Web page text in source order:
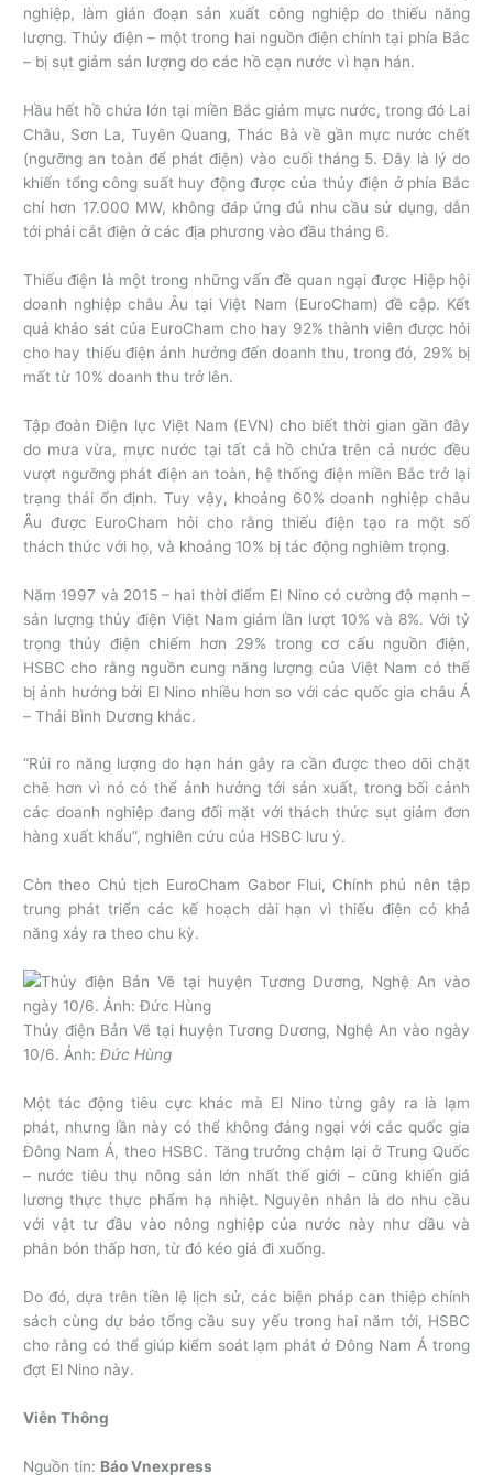
nghiệp, làm gián đoạn sản xuất công nghiệp do thiếu năng
lượng. Thủy điện – một trong hai nguồn điện chính tại phía Bắc
– bị sụt giảm sản lượng do các hồ cạn nước vì hạn hán.
Hầu hết hồ chứa lớn tại miền Bắc giảm mực nước, trong đó Lai
Châu, Sơn La, Tuyên Quang, Thác Bà về gần mực nước chết
(ngưỡng an toàn để phát điện) vào cuối tháng 5. Đây là lý do
khiến tổng công suất huy động được của thủy điện ở phía Bắc
chỉ hơn 17.000 MW, không đáp ứng đủ nhu cầu sử dụng, dẫn
tới phải cắt điện ở các địa phương vào đầu tháng 6.
Thiếu điện là một trong những vấn đề quan ngại được Hiệp hội
doanh nghiệp châu Âu tại Việt Nam (EuroCham) đề cập. Kết
quả khảo sát của EuroCham cho hay 92% thành viên được hỏi
cho hay thiếu điện ảnh hưởng đến doanh thu, trong đó, 29% bị
mất từ 10% doanh thu trở lên.
Tập đoàn Điện lực Việt Nam (EVN) cho biết thời gian gần đây
do mưa vừa, mực nước tại tất cả hồ chứa trên cả nước đều
vượt ngưỡng phát điện an toàn, hệ thống điện miền Bắc trở lại
trạng thái ổn định. Tuy vậy, khoảng 60% doanh nghiệp châu
Âu được EuroCham hỏi cho rằng thiếu điện tạo ra một số
thách thức với họ, và khoảng 10% bị tác động nghiêm trọng.
Năm 1997 và 2015 – hai thời điểm El Nino có cường độ mạnh –
sản lượng thủy điện Việt Nam giảm lần lượt 10% và 8%. Với tỷ
trọng thủy điện chiếm hơn 29% trong cơ cấu nguồn điện,
HSBC cho rằng nguồn cung năng lượng của Việt Nam có thể
bị ảnh hưởng bởi El Nino nhiều hơn so với các quốc gia châu Á
– Thái Bình Dương khác.
“Rủi ro năng lượng do hạn hán gây ra cần được theo dõi chặt
chẽ hơn vì nó có thể ảnh hưởng tới sản xuất, trong bối cảnh
các doanh nghiệp đang đối mặt với thách thức sụt giảm đơn
hàng xuất khẩu”, nghiên cứu của HSBC lưu ý.
Còn theo Chủ tịch EuroCham Gabor Flui, Chính phủ nên tập
trung phát triển các kế hoạch dài hạn vì thiếu điện có khả
năng xảy ra theo chu kỳ.
Thủy điện Bản Vẽ tại huyện Tương Dương, Nghệ An vào ngày
10/6. Ảnh:Đức Hùng
Một tác động tiêu cực khác mà El Nino từng gây ra là lạm
phát, nhưng lần này có thể không đáng ngại với các quốc gia
Đông Nam Á, theo HSBC. Tăng trưởng chậm lại ở Trung Quốc
– nước tiêu thụ nông sản lớn nhất thế giới – cũng khiến giá
lương thực thực phẩm hạ nhiệt. Nguyên nhân là do nhu cầu
với vật tư đầu vào nông nghiệp của nước này như dầu và
phân bón thấp hơn, từ đó kéo giá đi xuống.
Do đó, dựa trên tiền lệ lịch sử, các biện pháp can thiệp chính
sách cùng dự báo tổng cầu suy yếu trong hai năm tới, HSBC
cho rằng có thể giúp kiểm soát lạm phát ở Đông Nam Á trong
đợt El Nino này.
Viễn Thông
Nguồn tin: Báo Vnexpress